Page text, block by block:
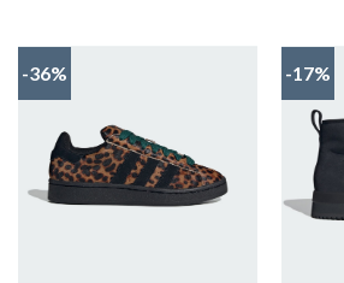
-36% -17%